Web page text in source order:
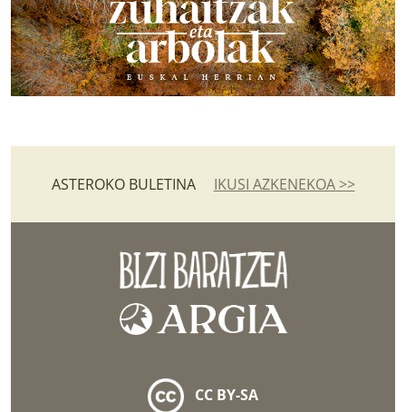
ASTEROKO BULETINA IKUSI AZKENEKOA >>
CC BY-SA